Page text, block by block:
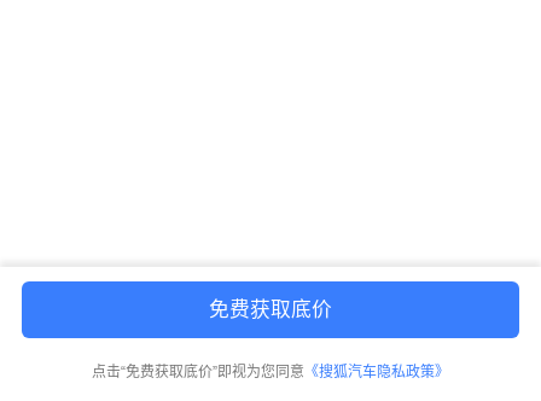
免费获取底价
点击“免费获取底价”即视为您同意 《搜狐汽车隐私政策》